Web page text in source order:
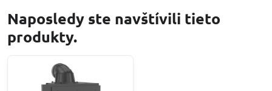
Naposledy ste navštívili tieto
produkty.